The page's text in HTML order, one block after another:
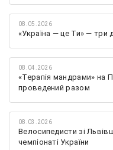
08.05.2026
«Україна — це Ти» — три
08.04.2026
«Терапія мандрами» на
проведений разом
08.03.2026
Велосипедисти зі
чемпіонаті України